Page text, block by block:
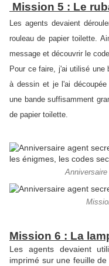
Mission 5 : Le
Les agents devaient
rouleau de papier toilette.
message et découvrir le
Pour ce faire, j'ai utilisé une
à dessin et je l'ai
une bande suffisamment
de papier toilette.
Mission 6 : La
Les agents devaient
imprimé sur une feuille